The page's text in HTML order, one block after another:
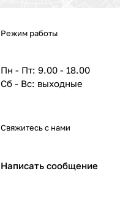
Режим работы
Пн - Пт: 9.00 - 18.00
Сб - Вс: выходные
Свяжитесь с нами
Написать сообщение